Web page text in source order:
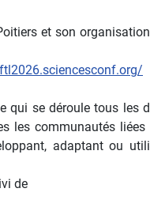
et son
qui se déroule tous les
communautés
adaptant ou
de